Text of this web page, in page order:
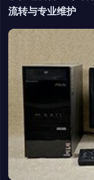
流转与专业维护